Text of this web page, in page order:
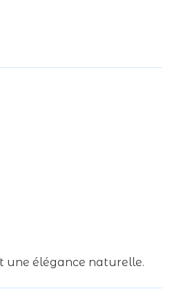
une élégance naturelle.